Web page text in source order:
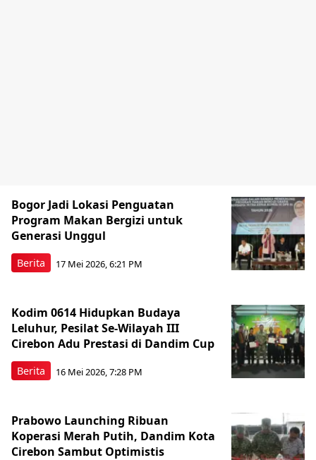
Berita
Bogor Jadi Lokasi Penguatan
Program Makan Bergizi untuk
Generasi Unggul
17 Mei 2026, 6:21 PM
Berita
Kodim 0614 Hidupkan Budaya
Leluhur, Pesilat Se-Wilayah III
Cirebon Adu Prestasi di Dandim Cup
16 Mei 2026, 7:28 PM
Prabowo Launching Ribuan
Koperasi Merah Putih, Dandim Kota
Cirebon Sambut Optimistis